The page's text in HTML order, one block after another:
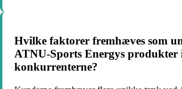
Hvilke faktorer fremhæves som
ATNU-Sports Energys
konkurrenterne?